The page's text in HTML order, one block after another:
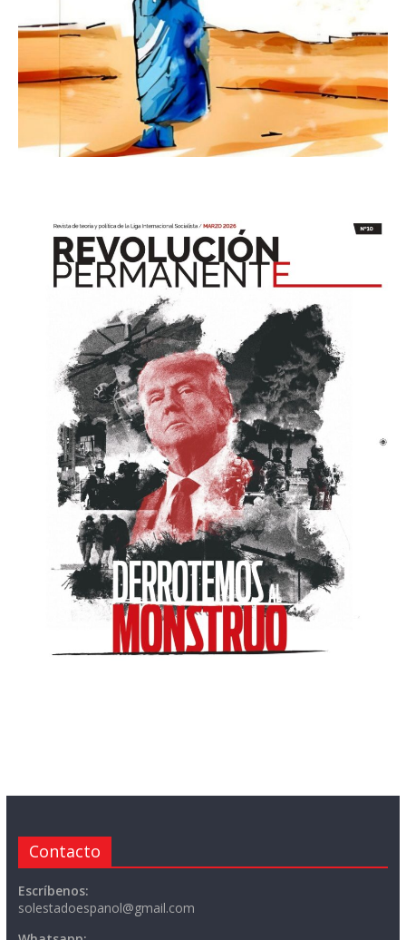
Contacto
Escríbenos:
solestadoespanol@gmail.com